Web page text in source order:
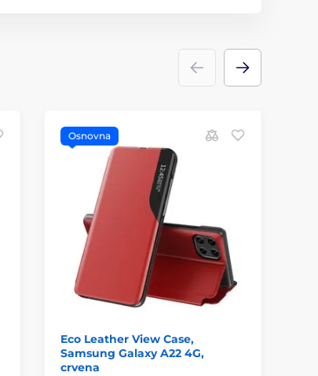
Osnovna
Eco Leather View Case,
Samsung Galaxy A22 4G,
crvena